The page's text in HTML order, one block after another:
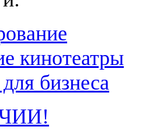
кинотеатры
бизнеса